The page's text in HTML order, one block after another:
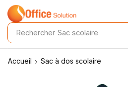
Rechercher Sac scolaire
Accueil Sac à dos scolaire